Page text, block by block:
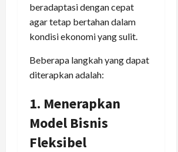
beradaptasi dengan cepat
agar tetap bertahan dalam
kondisi ekonomi yang sulit.
Beberapa langkah yang dapat
diterapkan adalah:
1. Menerapkan
Model Bisnis
Fleksibel